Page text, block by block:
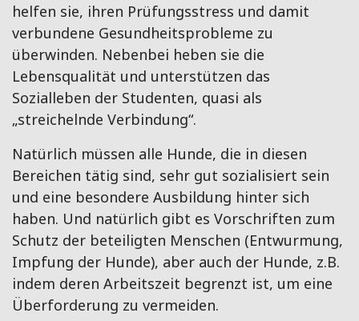
helfen sie, ihren Prüfungsstress und damit
verbundene Gesundheitsprobleme zu
überwinden. Nebenbei heben sie die
Lebensqualität und unterstützen das
Sozialleben der Studenten, quasi als
„streichelnde Verbindung“.
Natürlich müssen alle Hunde, die in diesen
Bereichen tätig sind, sehr gut sozialisiert sein
und eine besondere Ausbildung hinter sich
haben. Und natürlich gibt es Vorschriften zum
Schutz der beteiligten Menschen (Entwurmung,
Impfung der Hunde), aber auch der Hunde, z.B.
indem deren Arbeitszeit begrenzt ist, um eine
Überforderung zu vermeiden.